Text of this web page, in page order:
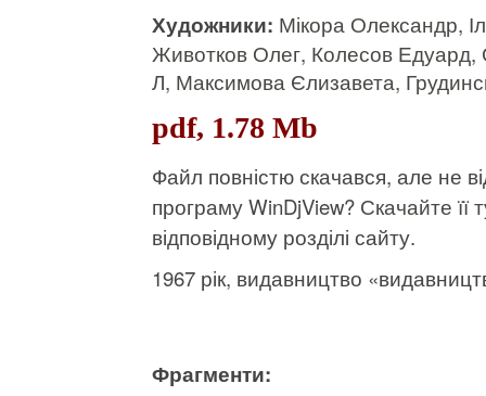
Художники: Мікора Олександр,
Животков Олег, Колесов Едуард,
Л, Максимова Єлизавета,
pdf, 1.78 Mb
Файл повністю скачався, але не
програму WinDjView? Скачайте її
відповідному розділі сайту.
1967 рік, видавництво
Фрагменти: